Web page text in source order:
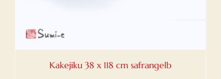
Kakejiku 38 x 118 cm safrangelb